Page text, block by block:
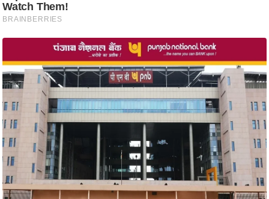
ष
ण
म
सा
म
यि
क
मा
तृ
मि